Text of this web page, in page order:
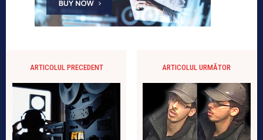
ARTICOLUL PRECEDENT ARTICOLUL URMĂTOR